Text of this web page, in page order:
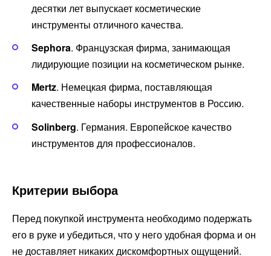
десятки лет выпускает косметические
инструменты отличного качества.
Sephora. Французская фирма, занимающая
лидирующие позиции на косметическом рынке.
Mertz. Немецкая фирма, поставляющая
качественные наборы инструментов в Россию.
Solinberg. Германия. Европейское качество
инструментов для профессионалов.
Критерии выбора
Перед покупкой инструмента необходимо подержать
его в руке и убедиться, что у него удобная форма и он
не доставляет никаких дискомфортных ощущений.